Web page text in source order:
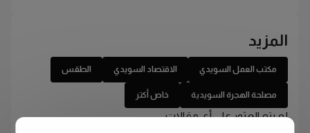
المزيد
مكتب العمل السويدي الاقتصاد السويدي الطقس
مصلحة الهجرة السويدية خاص أكتر
لم يتم العثور على أي مقالات